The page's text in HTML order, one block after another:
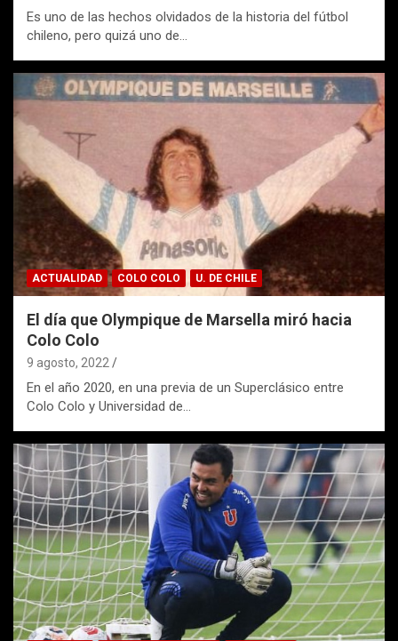
Es uno de las hechos olvidados de la historia del fútbol
chileno, pero quizá uno de…
ACTUALIDAD COLO COLO U. DE CHILE
El día que Olympique de Marsella miró hacia
Colo Colo
9 agosto, 2022
En el año 2020, en una previa de un Superclásico entre
Colo Colo y Universidad de…